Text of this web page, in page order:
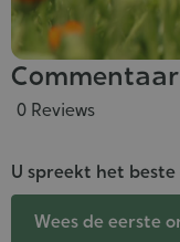
Commentaar
0 Reviews
U spreekt het
Wees de eerste